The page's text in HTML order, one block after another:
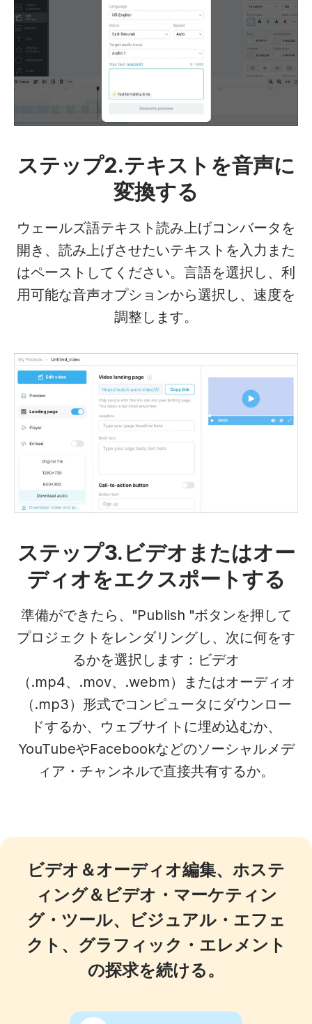
ステップ2.テキストを音声に
変換する
ウェールズ語テキスト読み上げコンバータを
開き、読み上げさせたいテキストを入力また
はペーストしてください。言語を選択し、利
用可能な音声オプションから選択し、速度を
調整します。
ステップ3.ビデオまたはオー
ディオをエクスポートする
準備ができたら、"Publish "ボタンを押して
プロジェクトをレンダリングし、次に何をす
るかを選択します：ビデオ
（.mp4、.mov、.webm）またはオーディオ
（.mp3）形式でコンピュータにダウンロー
ドするか、ウェブサイトに埋め込むか、
YouTubeやFacebookなどのソーシャルメデ
ィア・チャンネルで直接共有するか。
ビデオ＆オーディオ編集、ホステ
ィング＆ビデオ・マーケティン
グ・ツール、ビジュアル・エフェ
クト、グラフィック・エレメント
の探求を続ける。